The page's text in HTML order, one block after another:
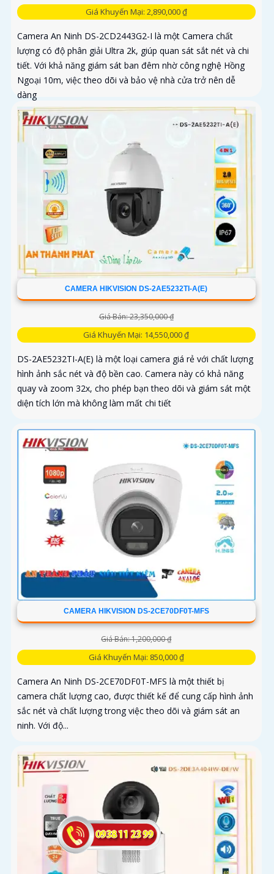
Giá Khuyến Mại: 2,890,000 ₫
Camera An Ninh DS-2CD2443G2-I là một Camera chất
lượng có độ phân giải Ultra 2k, giúp quan sát sắt nét và chi
tiết. Với khả năng giám sát ban đêm nhờ công nghệ Hồng
Ngoại 10m, việc theo dõi và bảo vệ nhà cửa trở nên dễ
dàng
CAMERA HIKVISION DS-2AE5232TI-A(E)
Giá Bán: 23,350,000 ₫
Giá Khuyến Mại: 14,550,000 ₫
DS-2AE5232TI-A(E) là một loại camera giá rẻ với chất lượng
hình ảnh sắc nét và độ bền cao. Camera này có khả năng
quay và zoom 32x, cho phép bạn theo dõi và giám sát một
diện tích lớn mà không làm mất chi tiết
CAMERA HIKVISION DS-2CE70DF0T-MFS
Giá Bán: 1,200,000 ₫
Giá Khuyến Mại: 850,000 ₫
Camera An Ninh DS-2CE70DF0T-MFS là một thiết bị
camera chất lượng cao, được thiết kế để cung cấp hình ảnh
sắc nét và chất lượng trong việc theo dõi và giám sát an
ninh. Với độ...